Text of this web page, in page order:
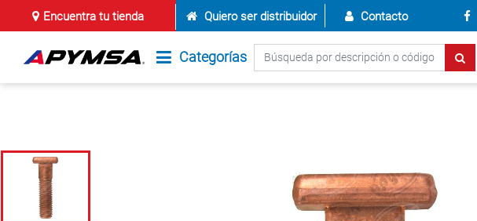
Encuentra tu tienda Quiero ser distribuidor Contacto
Categorías